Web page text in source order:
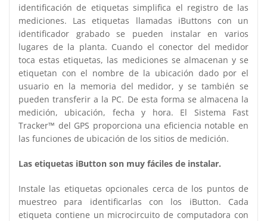
identificación de etiquetas simplifica el registro de las
mediciones. Las etiquetas llamadas iButtons con un
identificador grabado se pueden instalar en varios
lugares de la planta. Cuando el conector del medidor
toca estas etiquetas, las mediciones se almacenan y se
etiquetan con el nombre de la ubicación dado por el
usuario en la memoria del medidor, y se también se
pueden transferir a la PC. De esta forma se almacena la
medición, ubicación, fecha y hora. El Sistema Fast
Tracker™ del GPS proporciona una eficiencia notable en
las funciones de ubicación de los sitios de medición.
Las etiquetas iButton son muy fáciles de instalar.
Instale las etiquetas opcionales cerca de los puntos de
muestreo para identificarlas con los iButton. Cada
etiqueta contiene un microcircuito de computadora con